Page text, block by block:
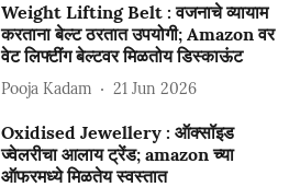
Weight Lifting Belt : वजनाचे व्यायाम
करताना बेल्ट ठरतात उपयोगी; Amazon वर
वेट लिफ्टींग बेल्टवर मिळतोय डिस्काऊंट
Pooja Kadam 21 Jun 2026
Oxidised Jewellery : ऑक्सॉइड
ज्वेलरीचा आलाय ट्रेंड; amazon च्या
ऑफरमध्ये मिळतेय स्वस्तात